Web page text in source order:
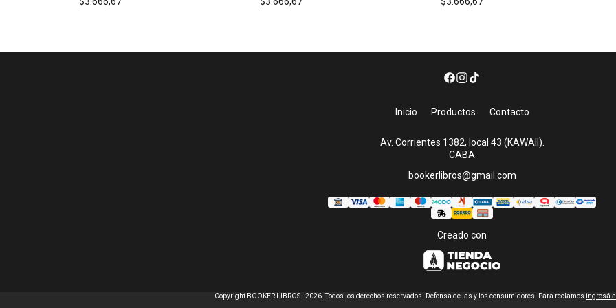
Inicio Productos Contacto
Av. Corrientes 1382, local 43 (KAWAII).
CABA
bookerlibros@gmail.com
Creado con
Copyright BOOKER LIBROS - 2026. Todos los derechos reservados. Defensa de las y los consumidores. Para reclamos ingresá